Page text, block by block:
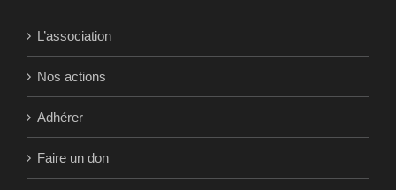
L’association
Nos actions
Adhérer
Faire un don